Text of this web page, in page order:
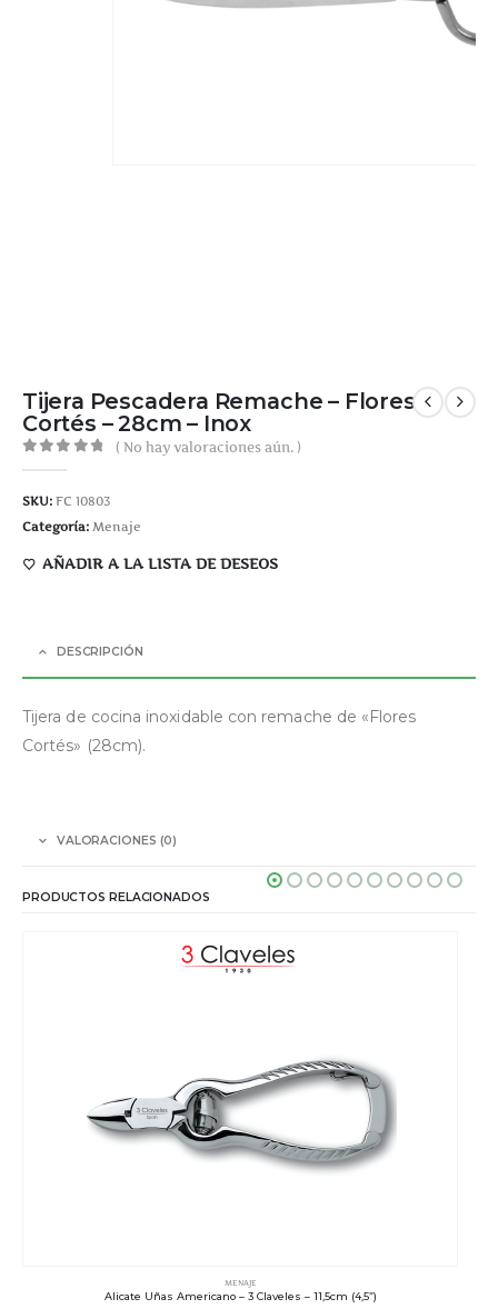
Tijera Pescadera Remache – Flores
Cortés – 28cm – Inox
( No hay valoraciones aún. )
SKU: FC 10803
Categoría: Menaje
AÑADIR A LA LISTA DE DESEOS
DESCRIPCIÓN
Tijera de cocina inoxidable con remache de «Flores
Cortés» (28cm).
VALORACIONES (0)
PRODUCTOS RELACIONADOS
MENAJE
Alicate Uñas Americano – 3 Claveles – 11,5cm (4,5”)